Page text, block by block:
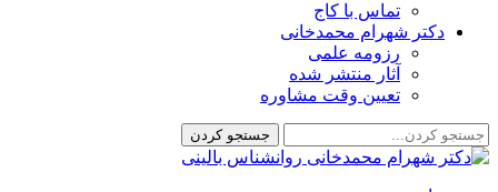
تماس با کاج
دکتر شهرام محمدخانی
رزومه علمی
آثار منتشر شده
تعیین وقت مشاوره